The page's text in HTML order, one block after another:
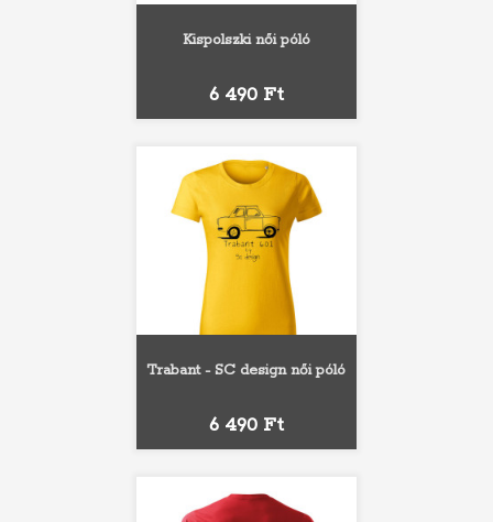
Kispolszki női póló
Ár
6 490 Ft
Trabant - SC design női póló
Ár
6 490 Ft